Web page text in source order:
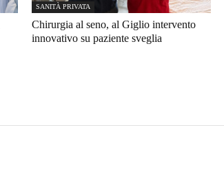
SANITÀ PRIVATA
Chirurgia al seno, al Giglio intervento
innovativo su paziente sveglia